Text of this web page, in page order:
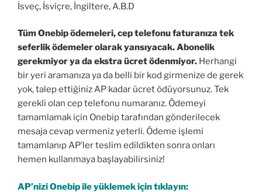
İsveç, İsviçre, İngiltere, A.B.D
Tüm Onebip ödemeleri, cep telefonu faturanıza tek
seferlik ödemeler olarak yansıyacak. Abonelik
gerekmiyor ya da ekstra ücret ödenmiyor. Herhangi
bir yeri aramanıza ya da belli bir kod girmenize de gerek
yok, talep ettiğiniz AP kadar ücret ödüyorsunuz. Tek
gerekli olan cep telefonu numaranız. Ödemeyi
tamamlamak için Onebip tarafından gönderilecek
mesaja cevap vermeniz yeterli. Ödeme işlemi
tamamlanıp AP’ler teslim edildikten sonra onları
hemen kullanmaya başlayabilirsiniz!
AP’nizi Onebip ile yüklemek için tıklayın: